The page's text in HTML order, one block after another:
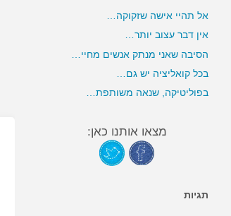
אל תהיי אישה שזקוקה…
אין דבר עצוב יותר…
הסיבה שאני מנתק אנשים מחיי…
בכל קואליציה יש גם…
בפוליטיקה, שנאה משותפת…
מצאו אותנו כאן:
תגיות